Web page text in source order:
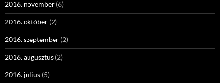
2016. november (6)
2016. október (2)
2016. szeptember (2)
2016. augusztus (2)
2016. július (5)